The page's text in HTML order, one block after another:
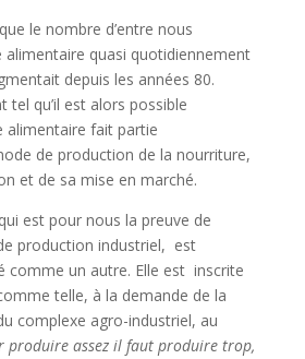
le nombre d’entre nous
alimentaire quasi quotidiennement
depuis les années 80.
tel qu’il est alors possible
alimentaire fait partie
de production de la nourriture,
et de sa mise en marché.
est pour nous la preuve de
production industriel, est
comme un autre. Elle est inscrite
telle, à la demande de la
complexe agro-industriel, au
produire assez il faut produire trop,